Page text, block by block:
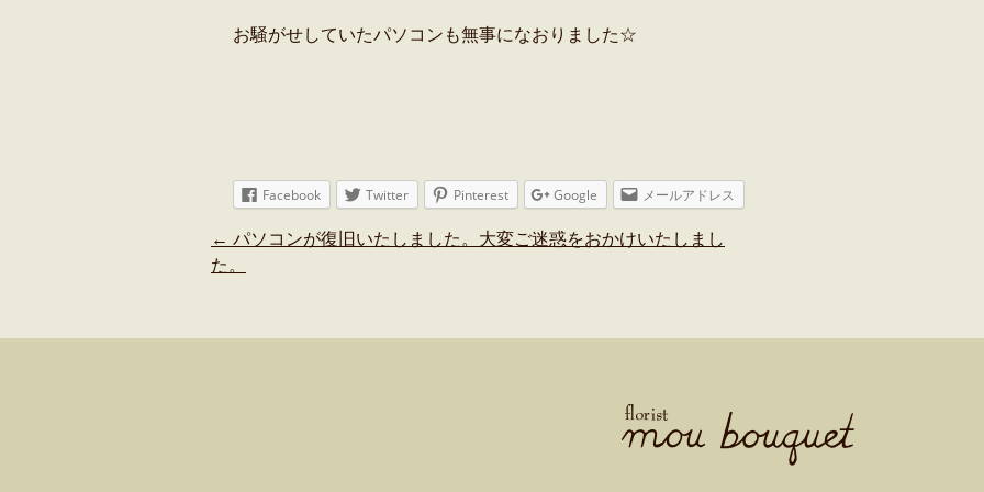
お騒がせしていたパソコンも無事になおりました☆
Facebook Twitter Pinterest Google メールアドレス
Post
navigation
← パソコンが復旧いたしました。大変ご迷惑をおかけいたしまし
た。